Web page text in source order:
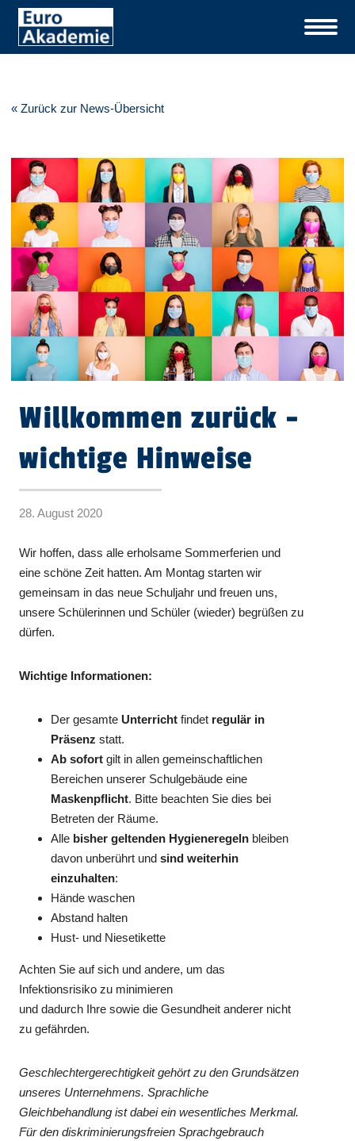
« Zurück zur News-Übersicht
Willkommen zurück -
wichtige Hinweise
28. August 2020
Wir hoffen, dass alle erholsame Sommerferien und
eine schöne Zeit hatten. Am Montag starten wir
gemeinsam in das neue Schuljahr und freuen uns,
unsere Schülerinnen und Schüler (wieder) begrüßen zu
dürfen.
Wichtige Informationen:
Der gesamte Unterricht findet regulär in
Präsenz statt.
Ab sofort gilt in allen gemeinschaftlichen
Bereichen unserer Schulgebäude eine
Maskenpflicht. Bitte beachten Sie dies bei
Betreten der Räume.
Alle bisher geltenden Hygieneregeln bleiben
davon unberührt undsind weiterhin
einzuhalten:
Hände waschen
Abstand halten
Hust- und Niesetikette
Achten Sie auf sich und andere, um das
Infektionsrisiko zu minimieren
und dadurch Ihre sowie die Gesundheit anderer nicht
zu gefährden.
Geschlechtergerechtigkeit gehört zu den Grundsätzen
unseres Unternehmens. Sprachliche
Gleichbehandlung ist dabei ein wesentliches Merkmal.
Für den diskriminierungsfreien Sprachgebrauch